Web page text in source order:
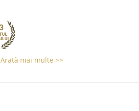
Arată mai multe >>